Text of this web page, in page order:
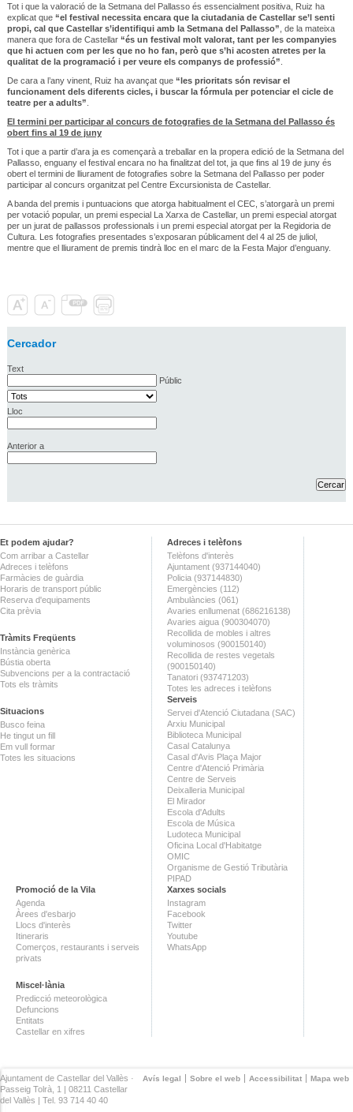
Tot i que la valoració de la Setmana del Pallasso és essencialment positiva, Ruiz ha
explicat que “el festival necessita encara que la ciutadania de Castellar se’l senti
propi, cal que Castellar s’identifiqui amb la Setmana del Pallasso” , de la mateixa
manera que fora de Castellar “és un festival molt valorat, tant per les companyies
que hi actuen com per les que no ho fan, però que s’hi acosten atretes per la
qualitat de la programació i per veure els companys de professió”
De cara a l’any vinent, Ruiz ha avançat que “les prioritats són revisar el
funcionament dels diferents cicles, i buscar la fórmula per potenciar el cicle de
teatre per a adults”
El termini per participar al concurs de fotografies de la Setmana del Pallasso és
obert fins al 19 de juny
Tot i que a partir d’ara ja es començarà a treballar en la propera edició de la Setmana del
Pallasso, enguany el festival encara no ha finalitzat del tot, ja que fins al 19 de juny és
obert el termini de lliurament de fotografies sobre la Setmana del Pallasso per poder
participar al concurs organitzat pel Centre Excursionista de Castellar.
A banda del premis i puntuacions que atorga habitualment el CEC, s’atorgarà un premi
per votació popular, un premi especial La Xarxa de Castellar, un premi especial atorgat
per un jurat de pallassos professionals i un premi especial atorgat per la Regidoria de
Cultura. Les fotografies presentades s’exposaran públicament del 4 al 25 de juliol,
mentre que el lliurament de premis tindrà lloc en el marc de la Festa Major d’enguany.
Cercador
Text
Públic
Lloc
Anterior a
Et podem ajudar?
Com arribar a Castellar
Adreces i telèfons
Farmàcies de guàrdia
Horaris de transport públic
Reserva d'equipaments
Cita prèvia
Tràmits Freqüents
Instància genèrica
Bústia oberta
Subvencions per a la contractació
Tots els tràmits
Situacions
Busco feina
He tingut un fill
Em vull formar
Totes les situacions
Adreces i telèfons
Telèfons d'interès
Ajuntament (937144040)
Policia (937144830)
Emergències (112)
Ambulàncies (061)
Avaries enllumenat (686216138)
Avaries aigua (900304070)
Recollida de mobles i altres
voluminosos (900150140)
Recollida de restes vegetals
(900150140)
Tanatori (937471203)
Totes les adreces i telèfons
Serveis
Servei d'Atenció Ciutadana (SAC)
Arxiu Municipal
Biblioteca Municipal
Casal Catalunya
Casal d'Avis Plaça Major
Centre d'Atenció Primària
Centre de Serveis
Deixalleria Municipal
El Mirador
Escola d'Adults
Escola de Música
Ludoteca Municipal
Oficina Local d'Habitatge
OMIC
Organisme de Gestió Tributària
PIPAD
Promoció de la Vila
Agenda
Àrees d'esbarjo
Llocs d'interès
Itineraris
Comerços, restaurants i serveis
privats
Miscel·lània
Predicció meteorològica
Defuncions
Entitats
Castellar en xifres
Xarxes socials
Instagram
Facebook
Twitter
Youtube
WhatsApp
Avís legal Sobre el web Accessibilitat Mapa web
Ajuntament de Castellar del Vallès ·
Passeig Tolrà, 1 | 08211 Castellar
del Vallès | Tel. 93 714 40 40